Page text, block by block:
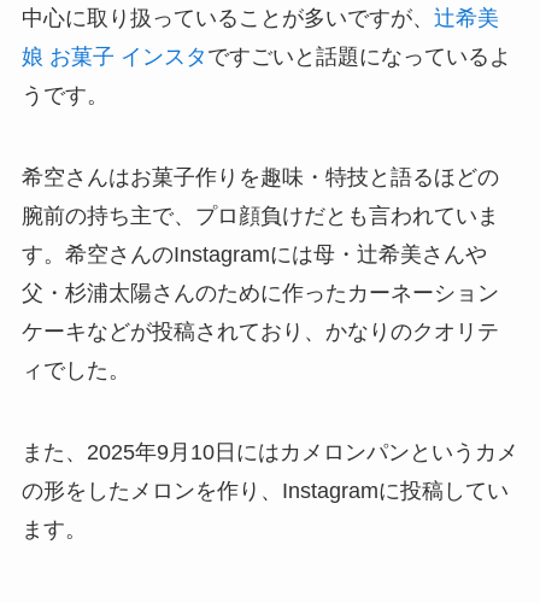
中心に取り扱っていることが多いですが、 辻希美
娘 お菓子 インスタ ですごいと話題になっているよ
うです。
希空さんはお菓子作りを趣味・特技と語るほどの
腕前の持ち主で、プロ顔負けだとも言われていま
す。希空さんのInstagramには母・辻希美さんや
父・杉浦太陽さんのために作ったカーネーション
ケーキなどが投稿されており、かなりのクオリテ
ィでした。
また、2025年9月10日にはカメロンパンというカメ
の形をしたメロンを作り、Instagramに投稿してい
ます。